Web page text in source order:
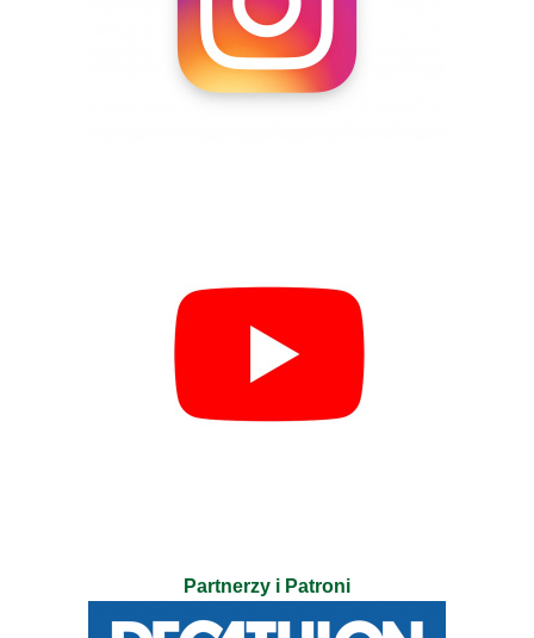
Partnerzy i Patroni